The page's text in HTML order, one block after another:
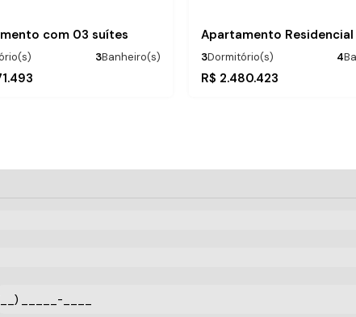
com 03 suítes
3Banheiro(s)
141.50
.00
R$ 2.480.423
3Dormitório(s) 4
Privativo:199.00
Total:
.00